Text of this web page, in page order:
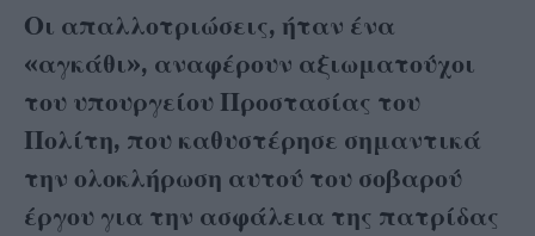
Οι απαλλοτριώσεις, ήταν ένα
«αγκάθι», αναφέρουν αξιωματούχοι
του υπουργείου Προστασίας του
Πολίτη, που καθυστέρησε σημαντικά
την ολοκλήρωση αυτού του σοβαρού
έργου για την ασφάλεια της πατρίδας